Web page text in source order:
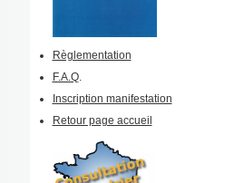
Règlementation
F.A.Q.
Inscription manifestation
Retour page accueil